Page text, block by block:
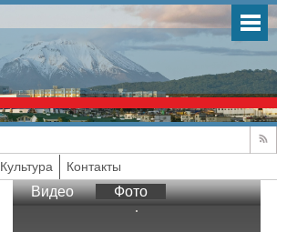
Культура Контакты
Видео Фото